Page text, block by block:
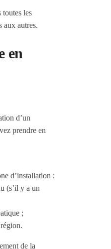
toutes les
aux autres.
en
d’un
prendre en
d’installation ;
(s’il y a un
;
de la